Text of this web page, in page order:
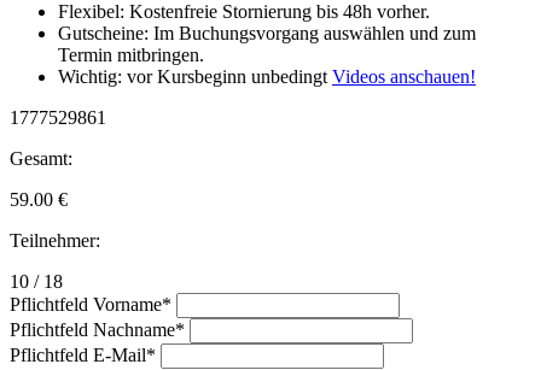
Flexibel: Kostenfreie Stornierung bis 48h vorher.
Gutscheine: Im Buchungsvorgang auswählen und zum
Termin mitbringen.
Wichtig: vor Kursbeginn unbedingt Videos anschauen!
1777529861
Gesamt:
59.00 €
Teilnehmer:
10 / 18
Pflichtfeld Vorname*
Pflichtfeld Nachname*
Pflichtfeld E-Mail*